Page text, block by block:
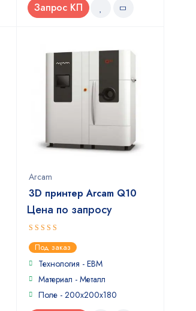
Запрос КП
Arcam
3D принтер Arcam Q10
Цена по запросу
5out of 5
Под заказ
Технология - EBM
Материал - Металл
Поле - 200x200x180